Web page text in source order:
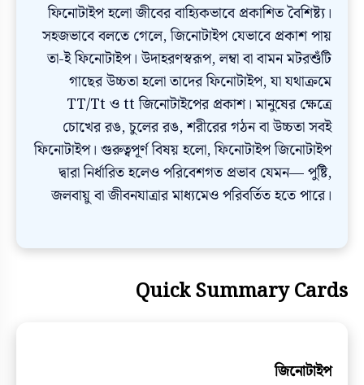
ফিনোটাইপ হলো জীবের বাহ্যিকভাবে প্রকাশিত বৈশিষ্ট্য।
সহজভাবে বলতে গেলে, জিনোটাইপ যেভাবে প্রকাশ পায়
তা-ই ফিনোটাইপ। উদাহরণস্বরূপ, লম্বা বা বামন মটরশুঁটি
গাছের উচ্চতা হলো তাদের ফিনোটাইপ, যা যথাক্রমে
TT/Tt ও tt জিনোটাইপের প্রকাশ। মানুষের ক্ষেত্রে
চোখের রঙ, চুলের রঙ, শরীরের গঠন বা উচ্চতা সবই
ফিনোটাইপ। গুরুত্বপূর্ণ বিষয় হলো, ফিনোটাইপ জিনোটাইপ
দ্বারা নির্ধারিত হলেও পরিবেশগত প্রভাব যেমন— পুষ্টি,
জলবায়ু বা জীবনযাত্রার মাধ্যমেও পরিবর্তিত হতে পারে।
Quick Summary Cards
জিনোটাইপ